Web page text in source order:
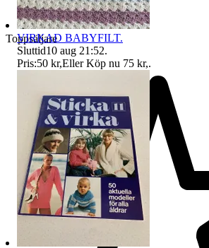
Toppsäljare
VIRKAD BABYFILT.
Sluttid10 aug 21:52.
Pris:50 kr,Eller Köp nu 75 kr,.